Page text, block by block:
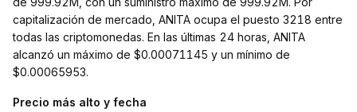
capitalización de mercado, ANITA ocupa el puesto 3218 entre
todas las criptomonedas. En las últimas 24 horas, ANITA
alcanzó un máximo de $0.00071145 y un mínimo de
$0.00065953.
Precio más alto y fecha